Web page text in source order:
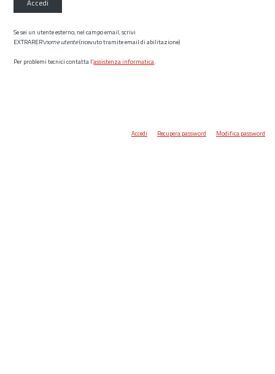
Accedi
Se sei un utente esterno, nel campo email, scrivi
EXTRARER\nome utente(ricevuto tramite email di abilitazione)
Per problemi tecnici contatta l’assistenza informatica.
Accedi Recupera password Modifica password